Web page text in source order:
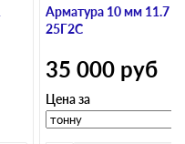
Арматура 10 мм 11.7 м
25Г2С
35 000 руб
Цена за